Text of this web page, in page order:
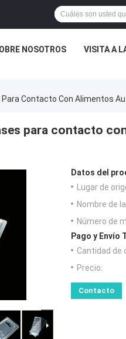
NOSOTROS VISITA A
Contacto Con Alimentos
para contacto
Datos del
Lugar de
Nombre de
Número de
Pago y Envío
Cantidad de
Precio:
Contacto